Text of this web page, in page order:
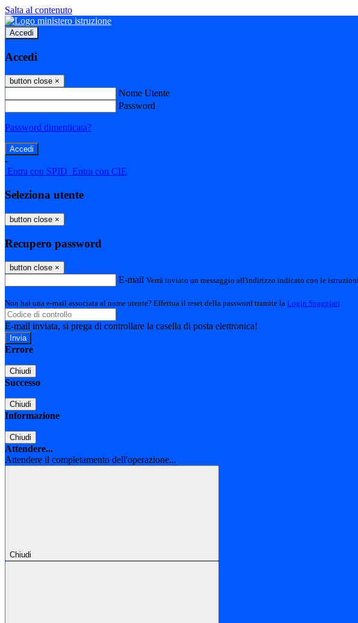
Salta al contenuto
Accedi
Accedi
button close ×
Nome Utente
Password
Password dimenticata?
-
Entra con SPID Entra con CIE
Seleziona utente
button close ×
Recupero password
button close ×
E-mail Verrà inviato un messaggio all'indirizzo indicato con le istruzioni
Non hai una e-mail associata al nome utente? Effettua il reset della password tramite la Login Spaggiari
E-mail inviata, si prega di controllare la casella di posta elettronica!
Errore
Chiudi
Successo
Chiudi
Informazione
Chiudi
Attendere...
Attendere il completamento dell'operazione...
Chiudi